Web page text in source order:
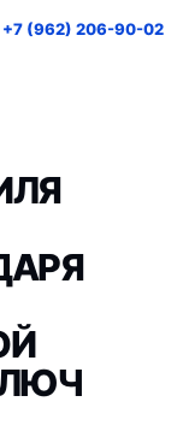
+7 (962) 206-90-02